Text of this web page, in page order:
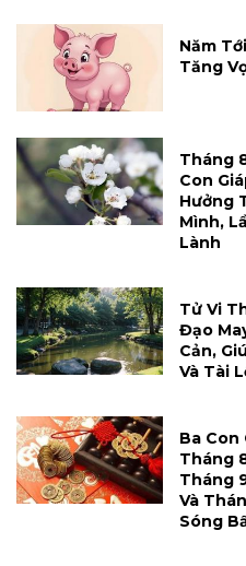
Năm
Tăng
Tháng
Con
Hưởng
Mình,
Lành
Tử Vi
Đạo
Cản,
Và Tài
Ba Con
Tháng
Tháng
Và
Sóng